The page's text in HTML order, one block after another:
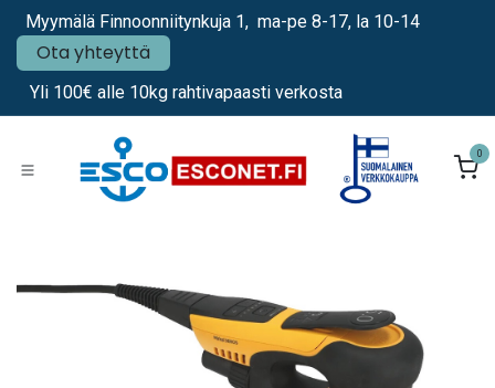
Siirry sisältöön
Myymälä Finnoonniitynkuja 1, ma-pe 8-17, la 10-14
Ota yhteyttä
Yli 100€ alle 10kg rahtivapaasti verkosta
0